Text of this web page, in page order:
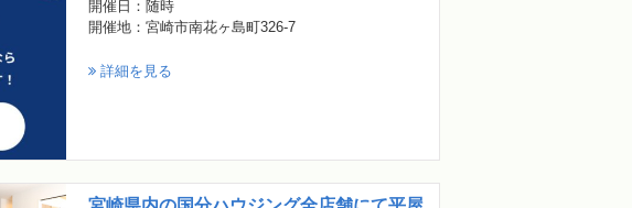
開催日：随時
開催地：宮崎市南花ヶ島町326-7
詳細を見る